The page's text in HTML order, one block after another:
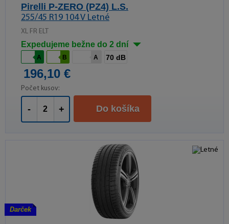
Pirelli P-ZERO (PZ4) L.S.
255/45 R19 104 V Letné
XL FR ELT
Expedujeme bežne do 2 dní
A B A 70 dB
196,10 €
Počet kusov:
- + Do košíka
Darček